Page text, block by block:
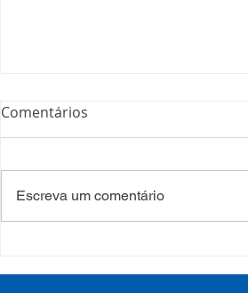
001/2022
Comentários
Escreva um comentário